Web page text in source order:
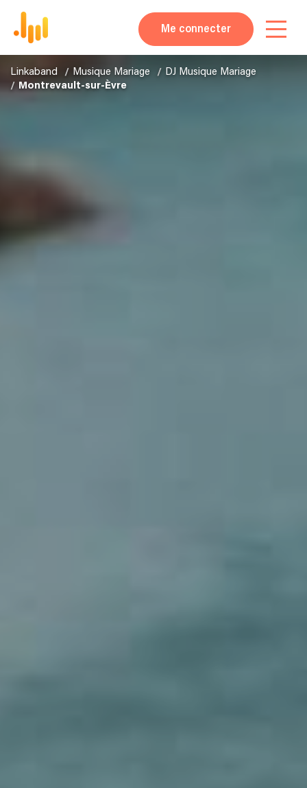
Me connecter
Linkaband Musique Mariage
DJ Musique Mariage
Montrevault-sur-Èvre